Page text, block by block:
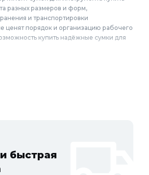
разных размеров и форм,
и транспортировки
ценят порядок и организацию рабочего
купить надёжные сумки для
быстрая